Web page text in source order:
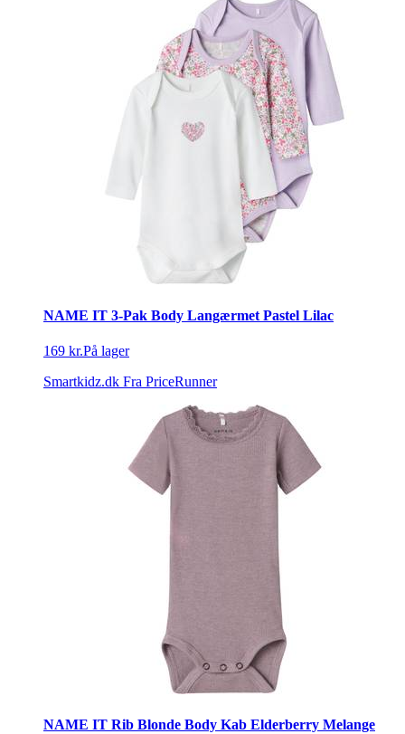
NAME IT 3-Pak Body Langærmet Pastel Lilac
169 kr.På lager
Smartkidz.dk Fra PriceRunner
NAME IT Rib Blonde Body Kab Elderberry Melange